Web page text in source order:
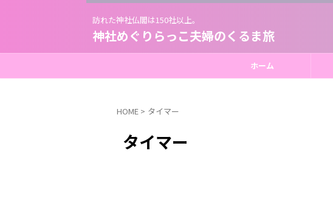
訪れた神社仏閣は150社以上。
神社めぐりらっこ夫婦のくるま旅
ホーム
HOME > タイマー
タイマー